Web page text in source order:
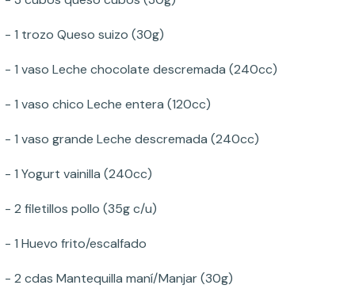
- 1 trozo Queso suizo (30g)
- 1 vaso Leche chocolate descremada (240cc)
- 1 vaso chico Leche entera (120cc)
- 1 vaso grande Leche descremada (240cc)
- 1 Yogurt vainilla (240cc)
- 2 filetillos pollo (35g c/u)
- 1 Huevo frito/escalfado
- 2 cdas Mantequilla maní/Manjar (30g)